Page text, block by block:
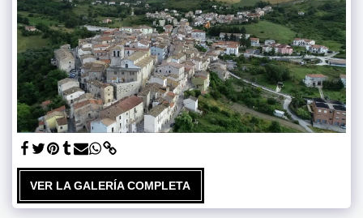
VER LA GALERÍA COMPLETA